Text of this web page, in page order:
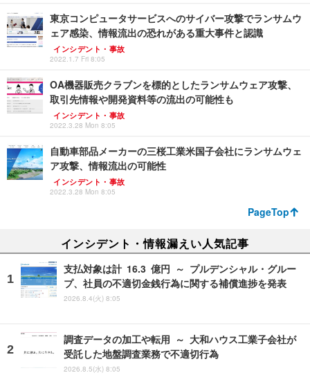
東京コンピュータサービスへのサイバー攻撃でランサムウ
ェア感染、情報流出の恐れがある重大事件と認識
インシデント・事故
2022.1.7 Fri 8:05
OA機器販売クラブンを標的としたランサムウェア攻撃、
取引先情報や開発資料等の流出の可能性も
インシデント・事故
2022.3.28 Mon 8:05
自動車部品メーカーの三桜工業米国子会社にランサムウェ
ア攻撃、情報流出の可能性
インシデント・事故
2022.3.28 Mon 8:05
PageTop
インシデント・情報漏えい人気記事
支払対象は計 16.3 億円 ～ プルデンシャル・グルー
プ、社員の不適切金銭行為に関する補償進捗を発表
2026.8.4(火) 8:05
調査データの加工や転用 ～ 大和ハウス工業子会社が
受託した地盤調査業務で不適切行為
2026.8.5(水) 8:05